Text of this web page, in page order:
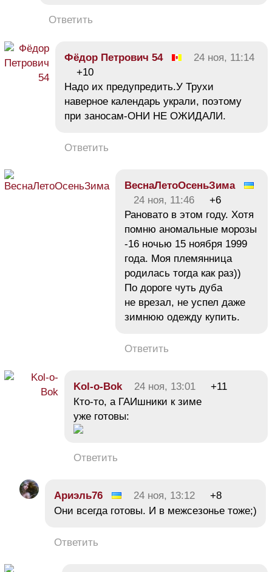
Ответить
Фёдор Петрович 54
24 ноя, 11:14
+10
Надо их предупредить.У Трухи
наверное календарь украли, поэтому
при заносам-ОНИ НЕ ОЖИДАЛИ.
Ответить
ВеснаЛетоОсеньЗима
24 ноя, 11:46
+6
Рановато в этом году. Хотя
помню аномальные морозы
-16 ночью 15 ноября 1999
года. Моя племянница
родилась тогда как раз))
По дороге чуть дуба
не врезал, не успел даже
зимнюю одежду купить.
Ответить
Kol-o-Bok 24 ноя, 13:01
+11
Кто-то, а ГАИшники к зиме
уже готовы:
Ответить
Ариэль76 24 ноя, 13:12
+8
Они всегда готовы. И в межсезонье тоже;)
Ответить